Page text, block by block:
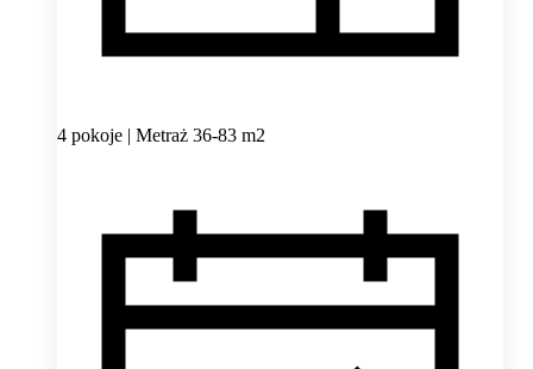
4 pokoje | Metraż 36-83 m2